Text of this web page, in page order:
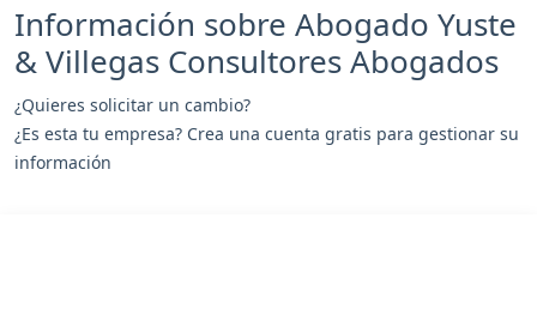
Información sobre Abogado Yuste
& Villegas Consultores Abogados
¿Quieres solicitar un cambio?
¿Es esta tu empresa? Crea una cuenta gratis para gestionar su
información